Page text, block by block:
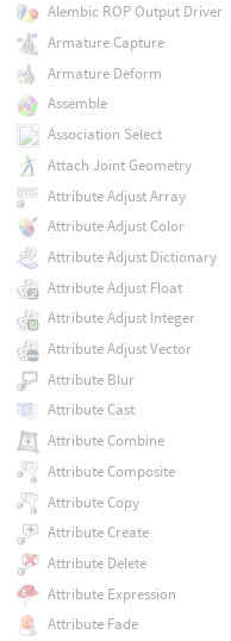
Alembic ROP Output Driver
Armature Capture
Armature Deform
Assemble
Association Select
Attach Joint Geometry
Attribute Adjust Array
Attribute Adjust Color
Attribute Adjust Dictionary
Attribute Adjust Float
Attribute Adjust Integer
Attribute Adjust Vector
Attribute Blur
Attribute Cast
Attribute Combine
Attribute Composite
Attribute Copy
Attribute Create
Attribute Delete
Attribute Expression
Attribute Fade